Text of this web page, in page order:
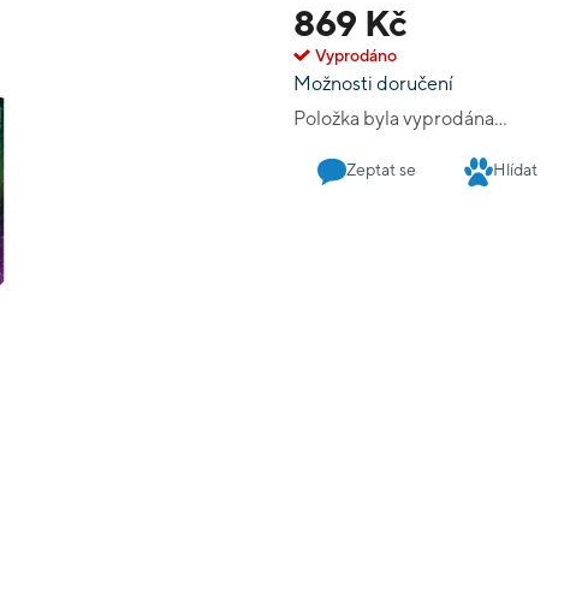
869 Kč
Vyprodáno
Možnosti doručení
Položka byla vyprodána…
Zeptat se Hlídat